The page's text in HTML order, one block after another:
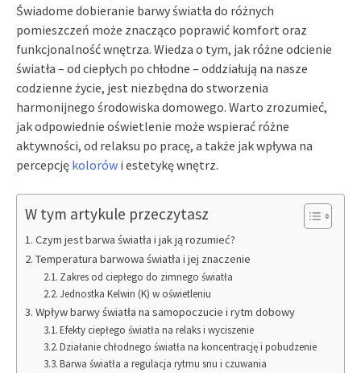
Świadome dobieranie barwy światła do różnych
pomieszczeń może znacząco poprawić komfort oraz
funkcjonalność wnętrza. Wiedza o tym, jak różne odcienie
światła – od ciepłych po chłodne – oddziałują na nasze
codzienne życie, jest niezbędna do stworzenia
harmonijnego środowiska domowego. Warto zrozumieć,
jak odpowiednie oświetlenie może wspierać różne
aktywności, od relaksu po pracę, a także jak wpływa na
percepcję kolorów i estetykę wnętrz.
W tym artykule przeczytasz
Czym jest barwa światła i jak ją rozumieć?
Temperatura barwowa światła i jej znaczenie
Zakres od ciepłego do zimnego światła
Jednostka Kelwin (K) w oświetleniu
Wpływ barwy światła na samopoczucie i rytm dobowy
Efekty ciepłego światła na relaks i wyciszenie
Działanie chłodnego światła na koncentrację i pobudzenie
Barwa światła a regulacja rytmu snu i czuwania